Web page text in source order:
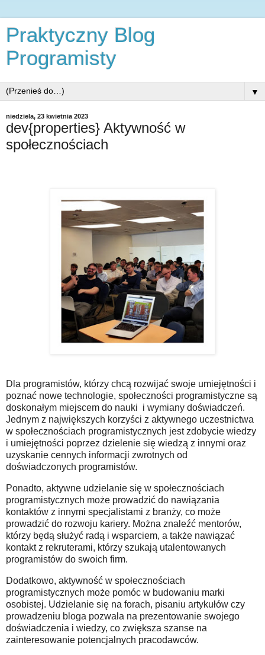
Praktyczny Blog
Programisty
▼
niedziela, 23 kwietnia 2023
dev{properties} Aktywność w
społecznościach
Dla programistów, którzy chcą rozwijać swoje umiejętności i
poznać nowe technologie, społeczności programistyczne są
doskonałym miejscem do nauki i wymiany doświadczeń.
Jednym z największych korzyści z aktywnego uczestnictwa
w społecznościach programistycznych jest zdobycie wiedzy
i umiejętności poprzez dzielenie się wiedzą z innymi oraz
uzyskanie cennych informacji zwrotnych od
doświadczonych programistów.
Ponadto, aktywne udzielanie się w społecznościach
programistycznych może prowadzić do nawiązania
kontaktów z innymi specjalistami z branży, co może
prowadzić do rozwoju kariery. Można znaleźć mentorów,
którzy będą służyć radą i wsparciem, a także nawiązać
kontakt z rekruterami, którzy szukają utalentowanych
programistów do swoich firm.
Dodatkowo, aktywność w społecznościach
programistycznych może pomóc w budowaniu marki
osobistej. Udzielanie się na forach, pisaniu artykułów czy
prowadzeniu bloga pozwala na prezentowanie swojego
doświadczenia i wiedzy, co zwiększa szanse na
zainteresowanie potencjalnych pracodawców.